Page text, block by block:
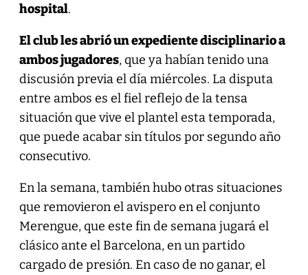
hospital.
El club les abrió un expediente disciplinario a
ambos jugadores, que ya habían tenido una
discusión previa el día miércoles. La disputa
entre ambos es el fiel reflejo de la tensa
situación que vive el plantel esta temporada,
que puede acabar sin títulos por segundo año
consecutivo.
En la semana, también hubo otras situaciones
que removieron el avispero en el conjunto
Merengue, que este fin de semana jugará el
clásico ante el Barcelona, en un partido
cargado de presión. En caso de no ganar, el